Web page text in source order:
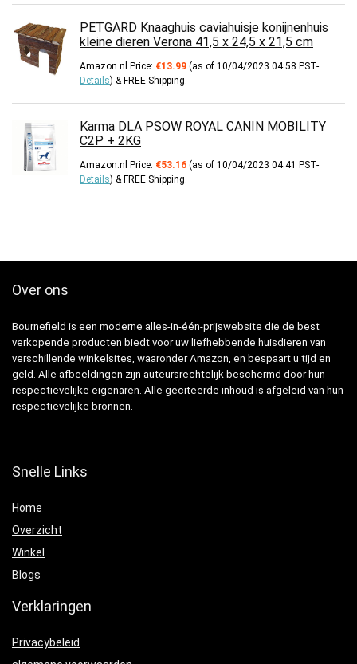
PETGARD Knaaghuis caviahuisje konijnenhuis
kleine dieren Verona 41,5 x 24,5 x 21,5 cm
Amazon.nl Price: €13.99 (as of 10/04/2023 04:58 PST-
Details) & FREE Shipping.
Karma DLA PSOW ROYAL CANIN MOBILITY
C2P + 2KG
Amazon.nl Price: €53.16 (as of 10/04/2023 04:41 PST-
Details) & FREE Shipping.
Over ons
Bournefield is een moderne alles-in-één-prijswebsite die de best
verkopende producten biedt voor uw liefhebbende huisdieren van
verschillende winkelsites, waaronder Amazon, en bespaart u tijd en
geld. Alle afbeeldingen zijn auteursrechtelijk beschermd door hun
respectievelijke eigenaren. Alle geciteerde inhoud is afgeleid van hun
respectievelijke bronnen.
Snelle Links
Home
Overzicht
Winkel
Blogs
Verklaringen
Privacybeleid